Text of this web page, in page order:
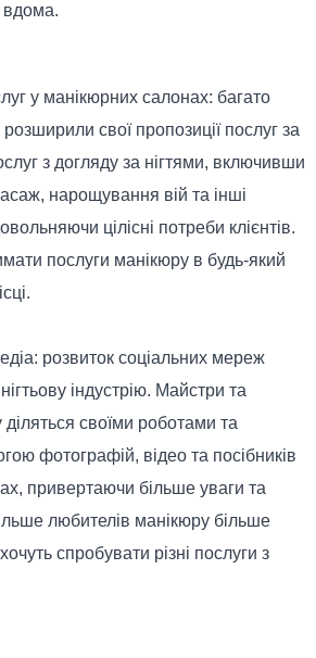
вдома.
у манікюрних салонах: багато
свої пропозиції послуг за
з догляду за нігтями, включивши
нарощування вій та інші
цілісні потреби клієнтів.
послуги манікюру в будь-який
розвиток соціальних мереж
індустрію. Майстри та
діляться своїми роботами та
фотографій, відео та посібників
привертаючи більше уваги та
любителів манікюру більше
спробувати різні послуги з